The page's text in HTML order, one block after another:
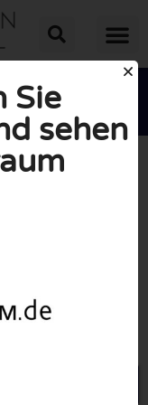

Sie
sehen